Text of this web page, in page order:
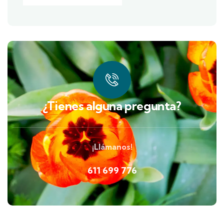
¿Tienes alguna pregunta?
¡Llámanos!
611 699 776